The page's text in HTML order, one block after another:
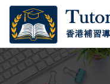
登